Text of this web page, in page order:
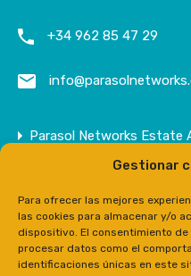
Gestionar
Para ofrecer las mejores
las cookies para almacenar y/o
dispositivo. El consentimiento
procesar datos como el
identificaciones únicas en este
+34 962 85 47 29
Parasol Networks Estate
Inmuebles
Contacto
Prensa